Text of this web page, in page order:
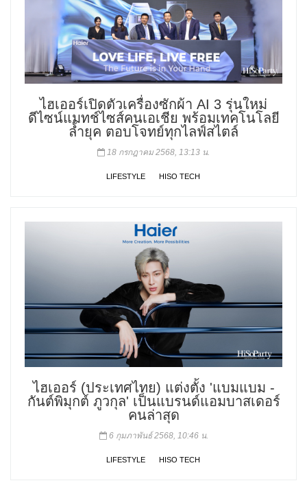
ไฮเออร์เปิดตัวเครื่องซักผ้า AI 3 รุ่นใหม่
ดีไซน์แมทช์ไซส์คนเอเชีย พร้อมเทคโนโลยี
ล้ำยุค ตอบโจทย์ทุกไลฟ์สไตล์
18 กรกฎาคม 2568, 13:13 น.
LIFESTYLE HISO TECH
ไฮเออร์ (ประเทศไทย) แต่งตั้ง 'แบมแบม -
กันต์พิมุกต์ ภูวกุล' เป็นแบรนด์แอมบาสเดอร์
คนล่าสุด
6 กุมภาพันธ์ 2568, 10:46 น.
LIFESTYLE HISO TECH